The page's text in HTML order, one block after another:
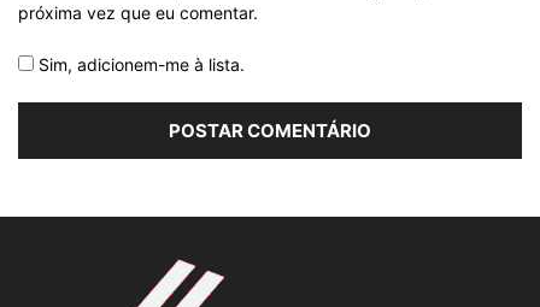
próxima vez que eu comentar.
Sim, adicionem-me à lista.